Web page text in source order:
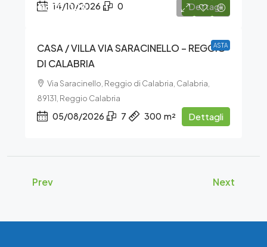
14/10/2026 0 Dettagli
ASTA
€300.000
CASA / VILLA VIA SARACINELLO – REGGIO
DI CALABRIA
Via Saracinello, Reggio di Calabria, Calabria,
89131, Reggio Calabria
05/08/2026 7 300 m² Dettagli
Prev Next